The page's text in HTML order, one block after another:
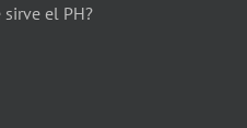
sirve el PH?